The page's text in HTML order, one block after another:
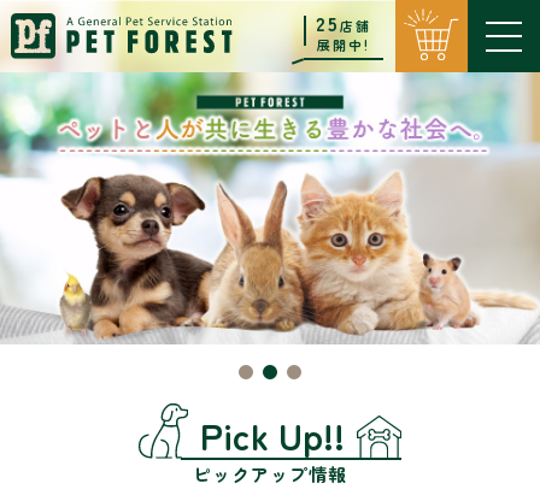
25店舗
展開中!
Pick Up!!
ピックアップ情報